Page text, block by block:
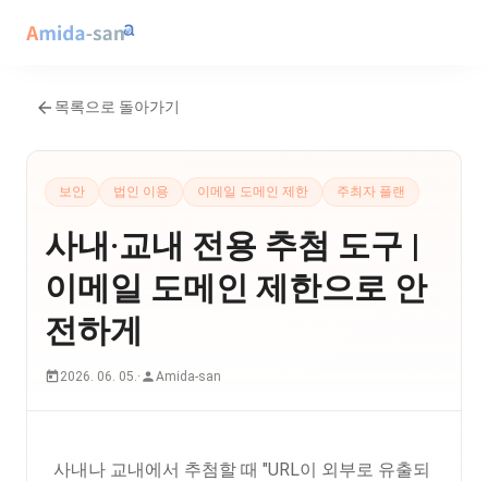
목록으로 돌아가기
보안 법인 이용 이메일 도메인 제한 주최자 플랜
사내·교내 전용 추첨 도구 |
이메일 도메인 제한으로 안
전하게
2026. 06. 05.· Amida-san
사내나 교내에서 추첨할 때 "URL이 외부로 유출되